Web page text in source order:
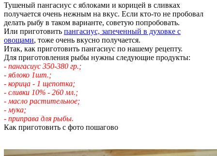
Тушеный пангасиус с яблоками и корицей в сливках
получается очень нежным на вкус. Если кто-то не пробовал
делать рыбу в таком варианте, советую попробовать.
Или приготовить пангасиус, запеченный в духовке с
овощами, тоже очень вкусно получается.
Итак, как приготовить пангасиус по нашему рецепту.
Для приготовления рыбы нужны следующие продукты:
- пангасиус 350-380 гр.;
- яблоко 1шт.;
- корица - 1 щепотка;
- сливки 10% - 260 мл.;
- масло растительное;
- мука;
- приправа для рыбы.
Как приготовить с фото пошагово